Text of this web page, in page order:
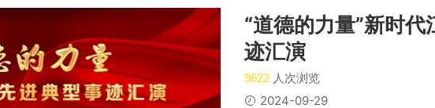
“道德的力量”新时
迹汇演
9622 人次浏览
2024-09-29